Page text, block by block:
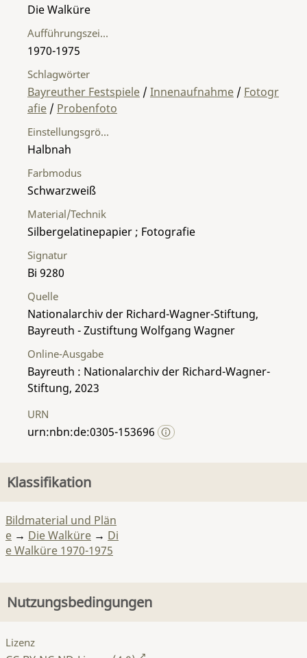
Material/Technik
Silbergelatinepapier ; Fotografie
Einstellungsgröße
Halbnah
Farbmodus
Schwarzweiß
Die Walküre
Aufführungszeitraum
1970-1975
Signatur
Bi 9280
Quelle
Nationalarchiv der Richard-Wagner-Stiftung,
Bayreuth - Zustiftung Wolfgang Wagner
Schlagwörter
Bayreuther Festspiele / Innenaufnahme / Fotogr
afie / Probenfoto
Online-Ausgabe
Bayreuth : Nationalarchiv der Richard-Wagner-
Stiftung, 2023
URN
urn:nbn:de:0305-153696
Klassifikation
Bildmaterial und Plän
e → Die Walküre → Di
e Walküre 1970-1975
Nutzungsbedingungen
Lizenz